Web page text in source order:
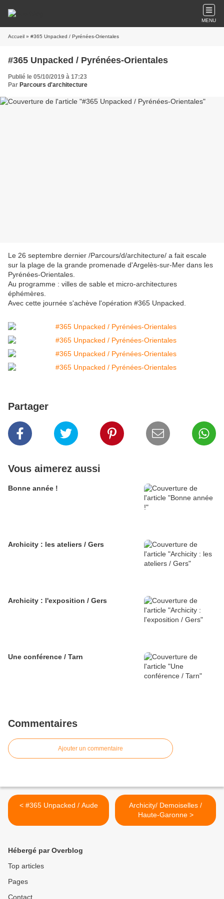
MENU
Accueil » #365 Unpacked / Pyrénées-Orientales
#365 Unpacked / Pyrénées-Orientales
Publié le 05/10/2019 à 17:23
Par Parcours d'architecture
Le 26 septembre dernier /Parcours/d/architecture/ a fait escale
sur la plage de la grande promenade d'Argelès-sur-Mer dans les
Pyrénées-Orientales.
Au programme : villes de sable et micro-architectures
éphémères.
Avec cette journée s'achève l'opération #365 Unpacked.
Partager
Vous aimerez aussi
Bonne année !
Archicity : les ateliers / Gers
Archicity : l'exposition / Gers
Une conférence / Tarn
Commentaires
Ajouter un commentaire
< #365 Unpacked / Aude
Archicity/ Demoiselles /
Haute-Garonne >
Hébergé par Overblog
Top articles
Pages
Contact